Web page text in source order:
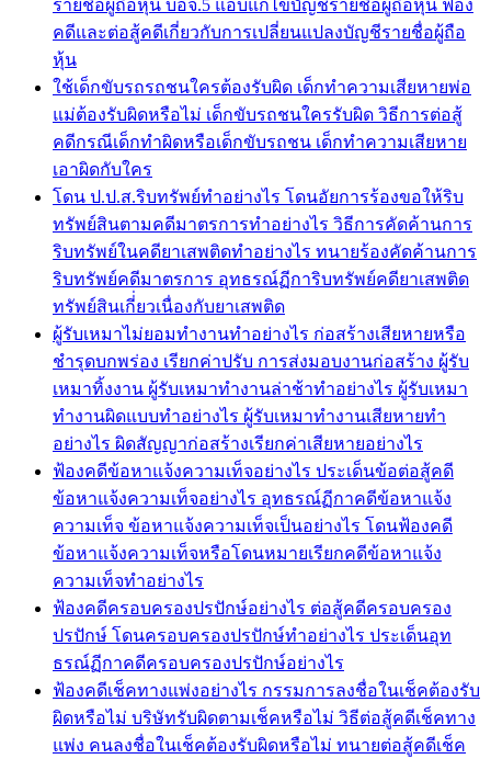
รายชื่อผู้ถือหุ้น บอจ.5 แอบแก้ไขบัญชีรายชื่อผู้ถือหุ้น ฟ้อง
คดีและต่อสู้คดีเกี่ยวกับการเปลี่ยนแปลงบัญชีรายชื่อผู้ถือ
หุ้น
ใช้เด็กขับรถรถชนใครต้องรับผิด เด็กทำความเสียหายพ่อ
แม่ต้องรับผิดหรือไม่ เด็กขับรถชนใครรับผิด วิธีการต่อสู้
คดีกรณีเด็กทำผิดหรือเด็กขับรถชน เด็กทำความเสียหาย
เอาผิดกับใคร
โดน ป.ป.ส.ริบทรัพย์ทำอย่างไร โดนอัยการร้องขอให้ริบ
ทรัพย์สินตามคดีมาตรการทำอย่างไร วิธีการคัดค้านการ
ริบทรัพย์ในคดียาเสพติดทำอย่างไร ทนายร้องคัดค้านการ
ริบทรัพย์คดีมาตรการ อุทธรณ์ฏีการิบทรัพย์คดียาเสพติด
ทรัพย์สินเกี่่ยวเนื่องกับยาเสพติด
ผู้รับเหมาไม่ยอมทำงานทำอย่างไร ก่อสร้างเสียหายหรือ
ชำรุดบกพร่อง เรียกค่าปรับ การส่งมอบงานก่อสร้าง ผู้รับ
เหมาทิ้งงาน ผู้รับเหมาทำงานล่าช้าทำอย่างไร ผู้รับเหมา
ทำงานผิดแบบทำอย่างไร ผู้รับเหมาทำงานเสียหายทำ
อย่างไร ผิดสัญญาก่อสร้างเรียกค่าเสียหายอย่างไร
ฟ้องคดีข้อหาแจ้งความเท็จอย่างไร ประเด็นข้อต่อสู้คดี
ข้อหาแจ้งความเท็จอย่างไร อุทธรณ์ฏีกาคดีข้อหาแจ้ง
ความเท็จ ข้อหาแจ้งความเท็จเป็นอย่างไร โดนฟ้องคดี
ข้อหาแจ้งความเท็จหรือโดนหมายเรียกคดีข้อหาแจ้ง
ความเท็จทำอย่างไร
ฟ้องคดีครอบครองปรปักษ์อย่างไร ต่อสู้คดีครอบครอง
ปรปักษ์ โดนครอบครองปรปักษ์ทำอย่างไร ประเด็นอุท
ธรณ์ฏีกาคดีครอบครองปรปักษ์อย่างไร
ฟ้องคดีเช็คทางแพ่งอย่างไร กรรมการลงชื่อในเช็คต้องรับ
ผิดหรือไม่ บริษัทรับผิดตามเช็คหรือไม่ วิธีต่อสู้คดีเช็คทาง
แพ่ง คนลงชื่อในเช็คต้องรับผิดหรือไม่ ทนายต่อสู้คดีเช็ค